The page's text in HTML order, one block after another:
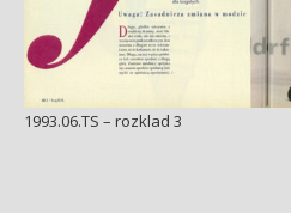
1993.06.TS – rozklad 3